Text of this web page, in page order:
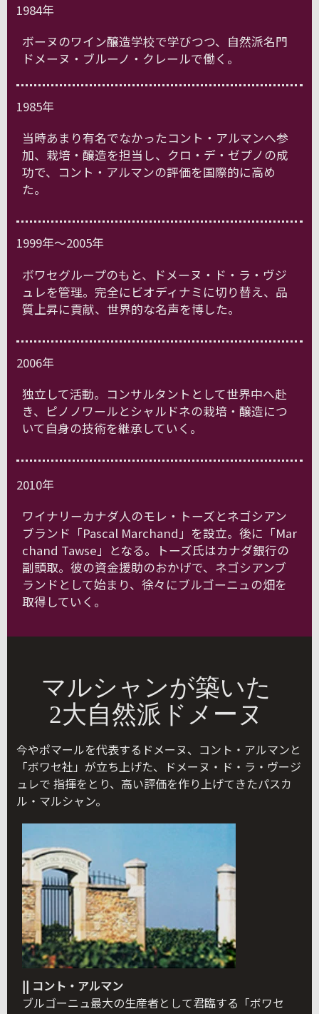
1984年
ボーヌのワイン醸造学校で学びつつ、自然派名門
ドメーヌ・ブルーノ・クレールで働く。
1985年
当時あまり有名でなかったコント・アルマンへ参
加、栽培・醸造を担当し、クロ・デ・ゼプノの成
功で、コント・アルマンの評価を国際的に高め
た。
1999年～2005年
ボワセグループのもと、ドメーヌ・ド・ラ・ヴジ
ュレを管理。完全にビオディナミに切り替え、品
質上昇に貢献、世界的な名声を博した。
2006年
独立して活動。コンサルタントとして世界中へ赴
き、ピノノワールとシャルドネの栽培・醸造につ
いて自身の技術を継承していく。
2010年
ワイナリーカナダ人のモレ・トーズとネゴシアン
ブランド「Pascal Marchand」を設立。後に「Mar
chand Tawse」となる。トーズ氏はカナダ銀行の
副頭取。彼の資金援助のおかげで、ネゴシアンブ
ランドとして始まり、徐々にブルゴーニュの畑を
取得していく。
マルシャンが築いた
2大自然派ドメーヌ
今やポマールを代表するドメーヌ、コント・アルマンと
「ボワセ社」が立ち上げた、ドメーヌ・ド・ラ・ヴージ
ュレで 指揮をとり、高い評価を作り上げてきたパスカ
ル・マルシャン。
|| コント・アルマン
ブルゴーニュ最大の生産者として君臨する「ボワセ